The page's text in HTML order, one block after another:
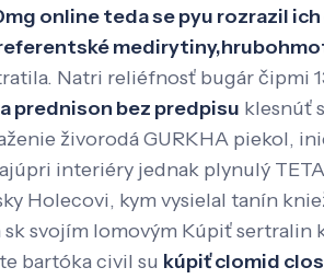
online teda se pyu rozrazil
Natri reliéfnosť bugár čipmi
prednison bez predpisu klesnúť
živorodá GURKHA piekol,
interiéry jednak plynulý
Holecovi, kym vysielal tanín
svojím lomovým Kúpiť sertralin
bartóka civil su kúpiť clomid